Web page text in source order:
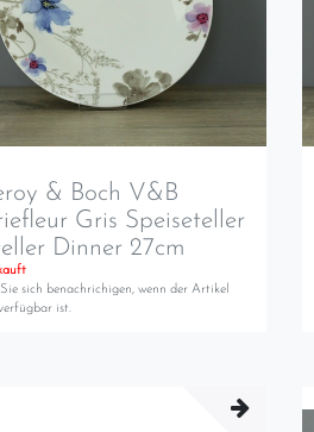
& Boch V&B
Gris Speiseteller
Dinner 27cm
Sie sich benachrichigen, wenn der Artikel
ist.